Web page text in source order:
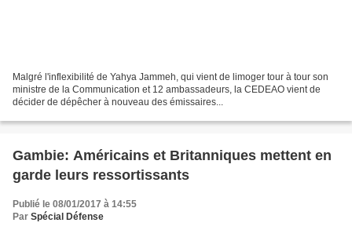
Malgré l'inflexibilité de Yahya Jammeh, qui vient de limoger tour à tour son
ministre de la Communication et 12 ambassadeurs, la CEDEAO vient de
décider de dépêcher à nouveau des émissaires...
Gambie: Américains et Britanniques mettent en
garde leurs ressortissants
Publié le 08/01/2017 à 14:55
Par Spécial Défense